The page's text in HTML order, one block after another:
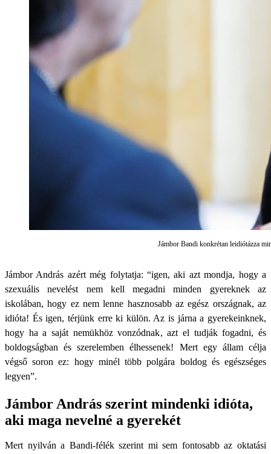
Jámbor Bandi konkrétan leidiótázza
Jámbor András azért még folytatja: “igen, aki azt mondja, hogy a
szexuális nevelést nem kell megadni minden gyereknek az
iskolában, hogy ez nem lenne hasznosabb az egész országnak, az
idióta! És igen, térjünk erre ki külön. Az is járna a gyerekeinknek,
hogy ha a saját nemükhöz vonzódnak, azt el tudják fogadni, és
boldogságban és szerelemben élhessenek! Mert egy állam célja
végső soron ez: hogy minél több polgára boldog és egészséges
legyen”.
Jámbor András szerint mindenki idióta,
aki maga nevelné a gyerekét
Mert nyilván a Bandi-félék szerint mi sem fontosabb az oktatási